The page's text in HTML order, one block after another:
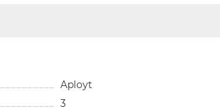
Aployt
3